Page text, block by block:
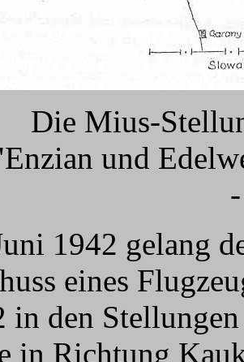
Die Mius-
und
1942 gelang
eines
in den
in Richtung